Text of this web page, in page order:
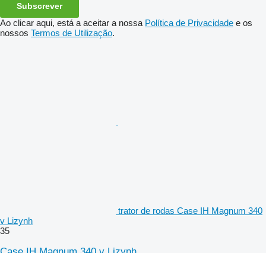
Subscrever
Ao clicar aqui, está a aceitar a nossa Política de Privacidade e os
nossos Termos de Utilização.
trator de rodas Case IH Magnum 340
v Lizynh
35